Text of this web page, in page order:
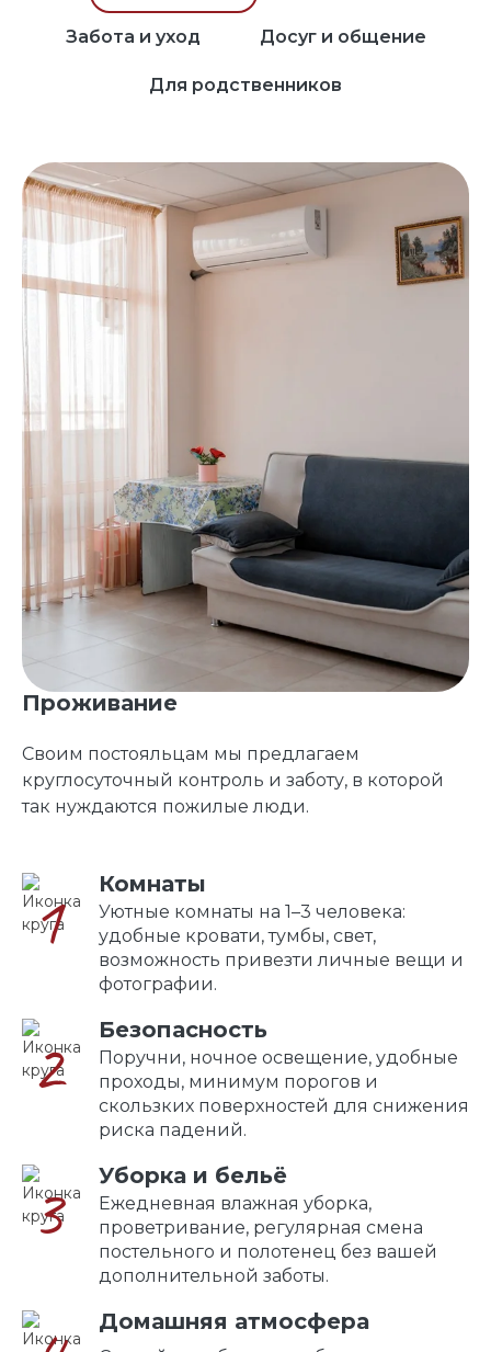
Забота и уход Досуг и общение
Для родственников
Проживание
Своим постояльцам мы предлагаем
круглосуточный контроль и заботу, в которой
так нуждаются пожилые люди.
1 Комнаты
Уютные комнаты на 1–3 человека:
удобные кровати, тумбы, свет,
возможность привезти личные вещи и
фотографии.
2 Безопасность
Поручни, ночное освещение, удобные
проходы, минимум порогов и
скользких поверхностей для снижения
риска падений.
3 Уборка и бельё
Ежедневная влажная уборка,
проветривание, регулярная смена
постельного и полотенец без вашей
дополнительной заботы.
Домашняя атмосфера